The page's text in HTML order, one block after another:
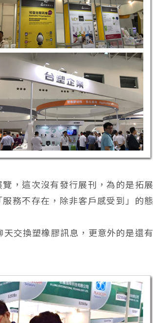
，這次沒有發行展刊，為的是拓展
務不存在，除非客戶感受到」的態
交換塑橡膠訊息，更意外的是還有